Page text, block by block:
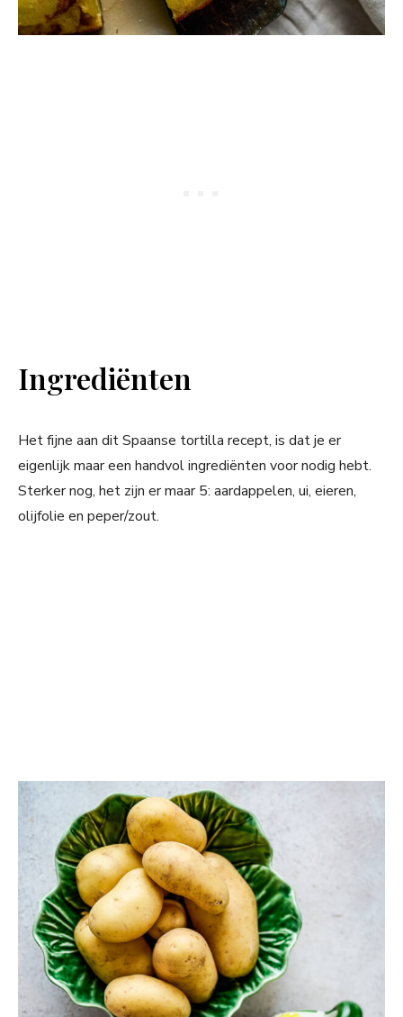
Ingrediënten
Het fijne aan dit Spaanse tortilla recept, is dat je er
eigenlijk maar een handvol ingrediënten voor nodig hebt.
Sterker nog, het zijn er maar 5: aardappelen, ui, eieren,
olijfolie en peper/zout.